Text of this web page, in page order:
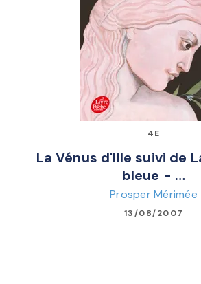
4E
La Vénus d'Ille suivi de
bleue - …
Prosper Mérimée
13/08/2007